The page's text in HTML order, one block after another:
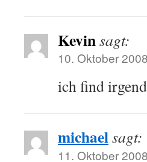
Kevinsagt:
10. Oktober
ich find
michaelsagt:
11. Oktober